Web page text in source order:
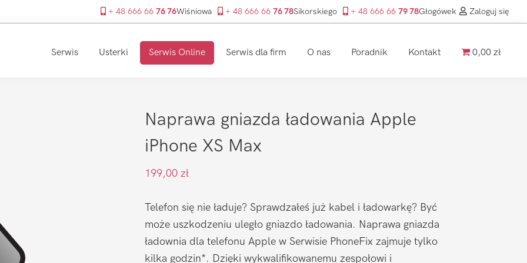
+ 48 666 66 76 76Wiśniowa + 48 666 66 76 78Sikorskiego + 48 666 66 79 78Głogówek Zaloguj się
Serwis Usterki Serwis Online Serwis dla firm O nas Poradnik Kontakt 0,00 zł
Naprawa gniazda ładowania Apple
iPhone XS Max
199,00 zł
Telefon się nie ładuje? Sprawdzałeś już kabel i ładowarkę? Być
może uszkodzeniu uległo gniazdo ładowania. Naprawa gniazda
ładownia dla telefonu Apple w Serwisie PhoneFix zajmuje tylko
kilka godzin*. Dzięki wykwalifikowanemu zespołowi i